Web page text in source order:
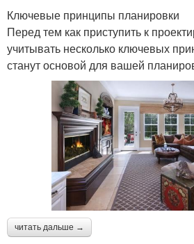
Ключевые принципы планировки
Перед тем как приступить к
учитывать несколько ключевых
станут основой для вашей
читать дальше →